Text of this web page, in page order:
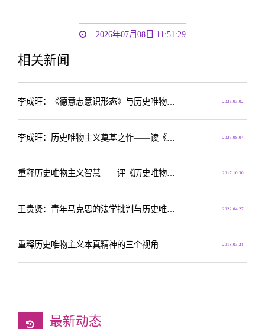
2026年07月08日 11:51:29
相关新闻
2026.03.02
2023.08.04
2017.10.30
重释历史唯物主义智慧——评《历史唯物主义生成路径研究》
2022.04.27
2018.03.21
重释历史唯物主义本真精神的三个视角
最新动态